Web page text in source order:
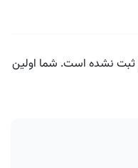
ثبت نشده است. شما اولین